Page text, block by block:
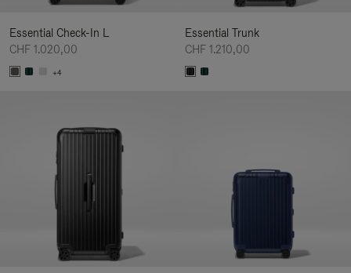
Essential Check-In L
CHF 1.020,00
+4
Essential Trunk
CHF 1.210,00